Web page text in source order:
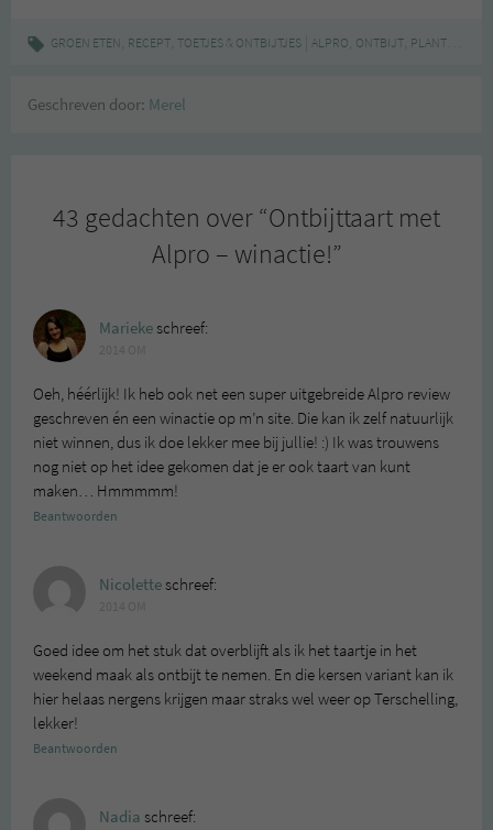
GROEN ETEN, RECEPT, TOETJES & ONTBIJTJES ALPRO, ONTBIJT, PLANTAARDIG
Geschreven door: Merel
43 gedachten over “Ontbijttaart met
Alpro – winactie!”
Mariekeschreef:
Oeh, héérlijk! Ik heb ook net een super uitgebreide Alpro review
geschreven én een winactie op m’n site. Die kan ik zelf natuurlijk
niet winnen, dus ik doe lekker mee bij jullie! :) Ik was trouwens
nog niet op het idee gekomen dat je er ook taart van kunt
maken… Hmmmmm!
Beantwoorden
Nicoletteschreef:
Goed idee om het stuk dat overblijft als ik het taartje in het
weekend maak als ontbijt te nemen. En die kersen variant kan ik
hier helaas nergens krijgen maar straks wel weer op Terschelling,
lekker!
Beantwoorden
Nadia schreef: